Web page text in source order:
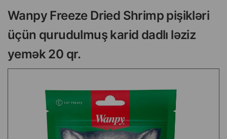
Wanpy Freeze Dried Shrimp pişikləri
üçün qurudulmuş karid dadlı ləziz
yemək 20 qr.